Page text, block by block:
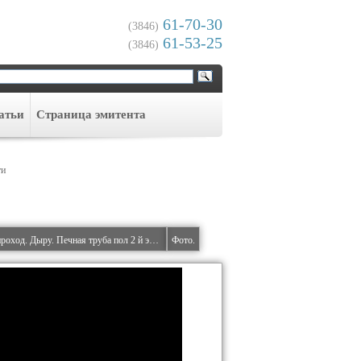
(3846) 61-70-30
(3846) 61-53-25
Cтраница эмитента
Как закрыть проем проход. Дыру. Печная труба пол 2 й этажа. Фото.